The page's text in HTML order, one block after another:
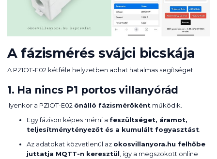
A fázismérés svájci bicskája
A PZIOT-E02 kétféle helyzetben adhat hatalmas segítséget:
1. Ha nincs P1 portos villanyórád
Ilyenkor a PZIOT-E02 önálló fázismérőként működik.
Egy fázison képes mérni a feszültséget, áramot,
teljesítménytényezőt és a kumulált fogyasztást
Az adatokat közvetlenül az okosvillanyora.hu felhőbe
juttatja MQTT-n keresztül , így a megszokott online